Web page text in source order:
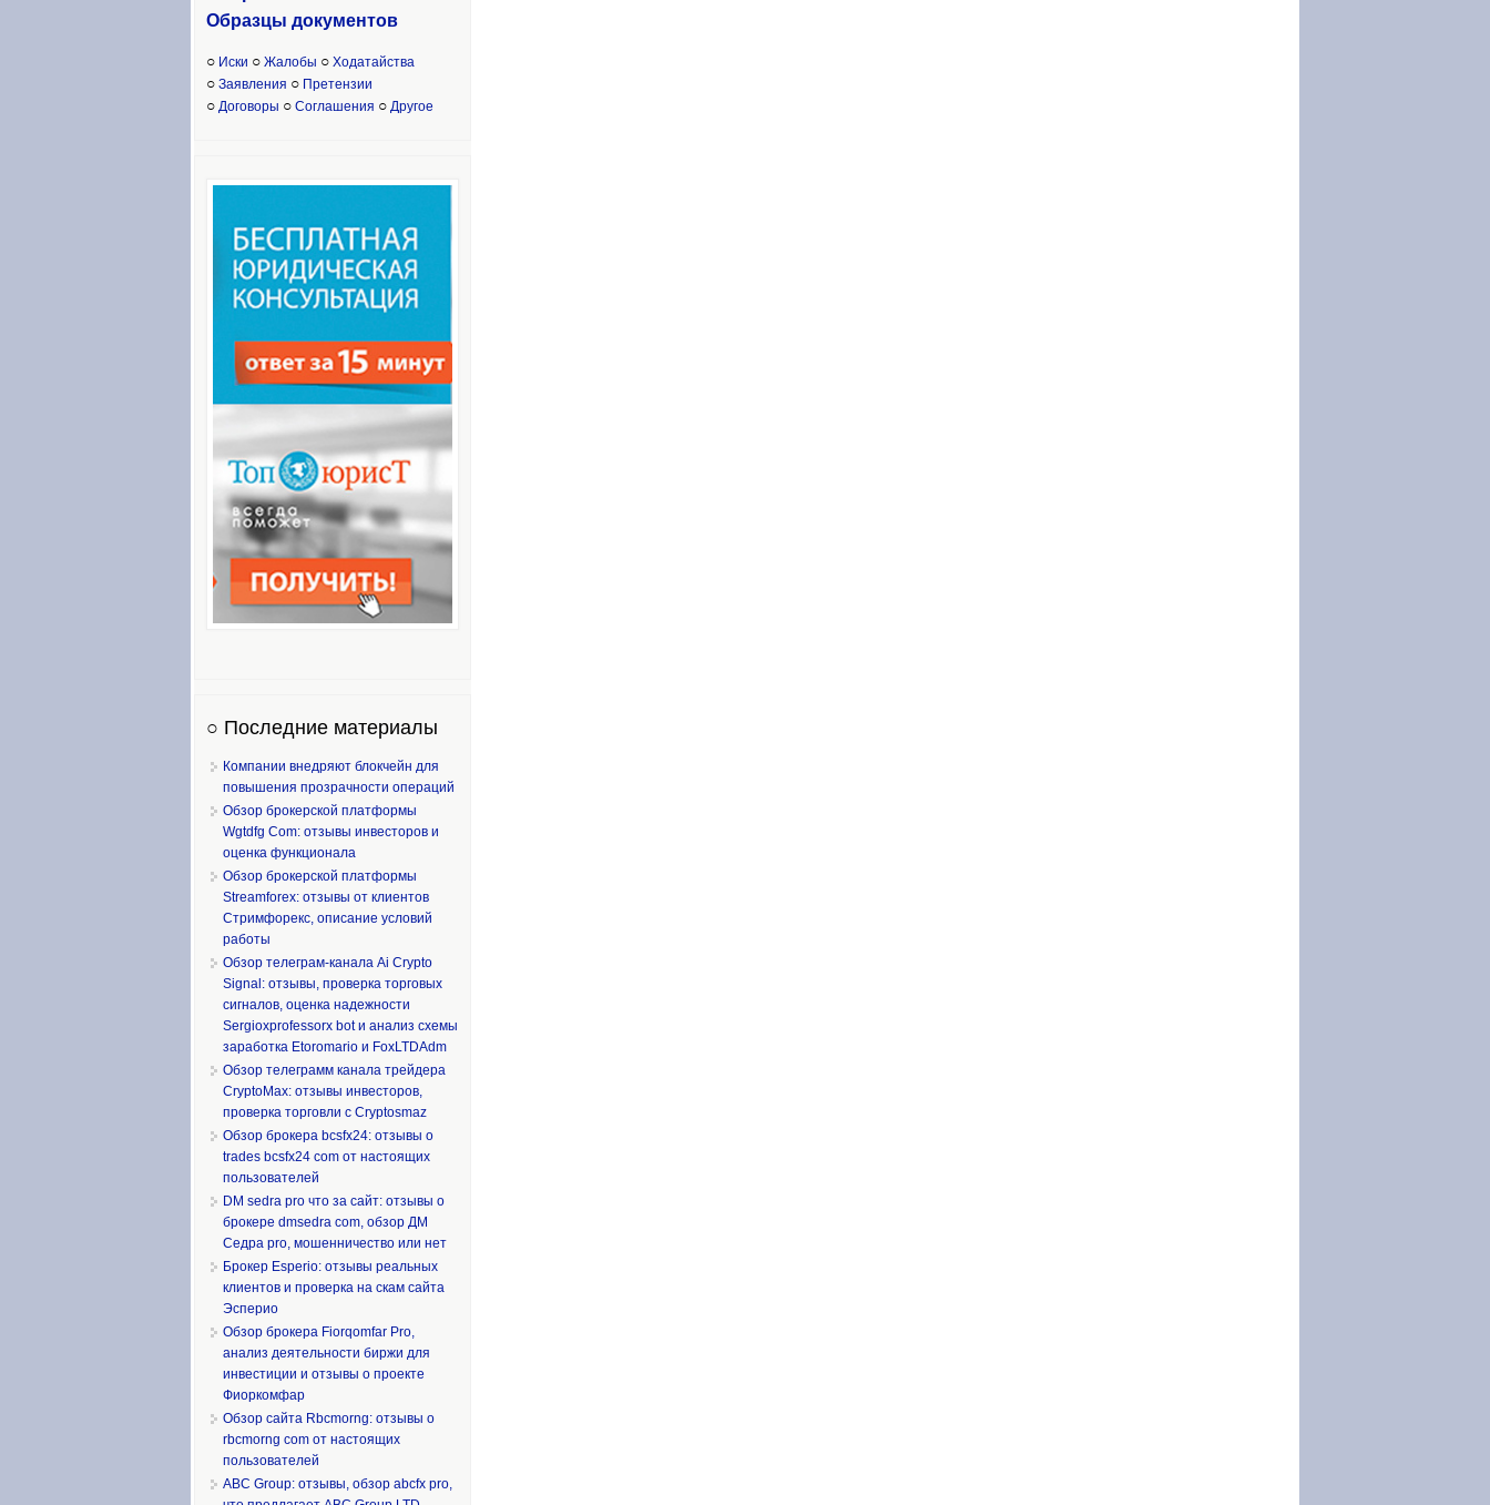
Образцы документов
○ Иски ○ Жалобы ○ Ходатайства
○ Заявления ○ Претензии
○ Договоры ○ Соглашения ○ Другое
○ Последние материалы
Компании внедряют блокчейн для
повышения прозрачности операций
Обзор брокерской платформы
Wgtdfg Com: отзывы инвесторов и
оценка функционала
Обзор брокерской платформы
Streamforex: отзывы от клиентов
Стримфорекс, описание условий
работы
Обзор телеграм-канала Ai Crypto
Signal: отзывы, проверка торговых
сигналов, оценка надежности
Sergioxprofessorx bot и анализ схемы
заработка Etoromario и FoxLTDAdm
Обзор телеграмм канала трейдера
CryptoMax: отзывы инвесторов,
проверка торговли с Cryptosmaz
Обзор брокера bcsfx24: отзывы о
trades bcsfx24 com от настоящих
пользователей
DM sedra pro что за сайт: отзывы о
брокере dmsedra com, обзор ДМ
Седра pro, мошенничество или нет
Брокер Esperio: отзывы реальных
клиентов и проверка на скам сайта
Эсперио
Обзор брокера Fiorqomfar Pro,
анализ деятельности биржи для
инвестиции и отзывы о проекте
Фиоркомфар
Обзор сайта Rbcmorng: отзывы о
rbcmorng com от настоящих
пользователей
ABC Group: отзывы, обзор abcfx pro,